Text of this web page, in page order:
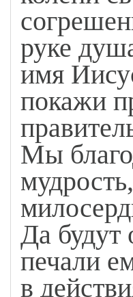
руке
имя
покажи
Мы
Да будут
печали
в